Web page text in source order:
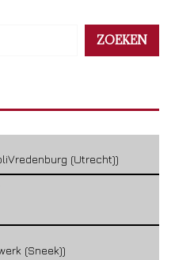
ZOEKEN
(Utrecht))
(Sneek))